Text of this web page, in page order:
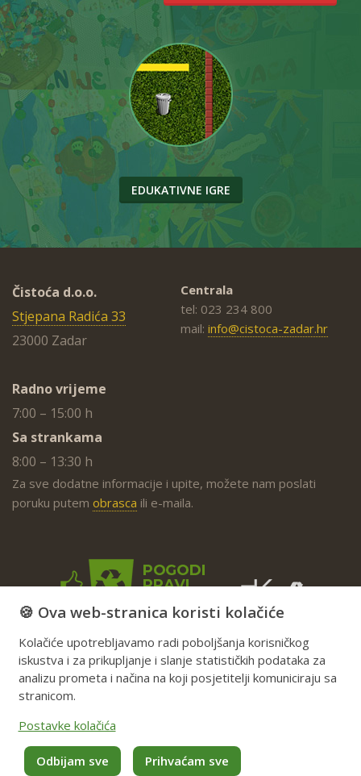
EDUKATIVNE IGRE
Čistoća d.o.o.
Stjepana Radića 33
23000 Zadar
Radno vrijeme
7:00 – 15:00 h
Sa strankama
8:00 – 13:30 h
Centrala
tel: 023 234 800
mail: info@cistoca-zadar.hr
Za sve dodatne informacije i upite, možete nam poslati
poruku putem obrasca ili e-maila.
🍪 Ova web-stranica koristi kolačiće
Kolačiće upotrebljavamo radi poboljšanja korisničkog
iskustva i za prikupljanje i slanje statističkih podataka za
analizu prometa i načina na koji posjetitelji komuniciraju sa
stranicom.
Postavke kolačića
Odbijam sve Prihvaćam sve